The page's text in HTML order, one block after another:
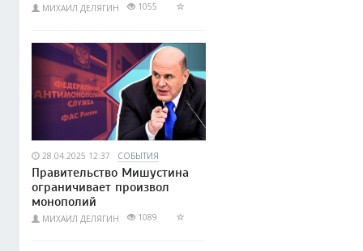
МИХАИЛ ДЕЛЯГИН 1055
28.04.2025 12:37 СОБЫТИЯ
Правительство Мишустина
ограничивает произвол
монополий
МИХАИЛ ДЕЛЯГИН 1089